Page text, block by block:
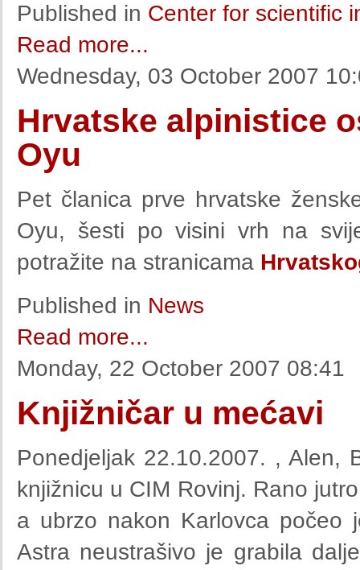
Published in Center for scientific
Read more...
Wednesday, 03 October 2007
Hrvatske alpinistice
Oyu
Pet članica prve hrvatske
Oyu, šesti po visini vrh na
potražite na stranicama
Published in News
Read more...
Monday, 22 October 2007 08:41
Knjižničar u mećavi
Ponedjeljak 22.10.2007. , Alen,
knjižnicu u CIM Rovinj. Rano
a ubrzo nakon Karlovca počeo
Astra neustrašivo je grabila